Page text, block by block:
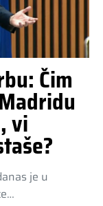
Čim
vi
je u